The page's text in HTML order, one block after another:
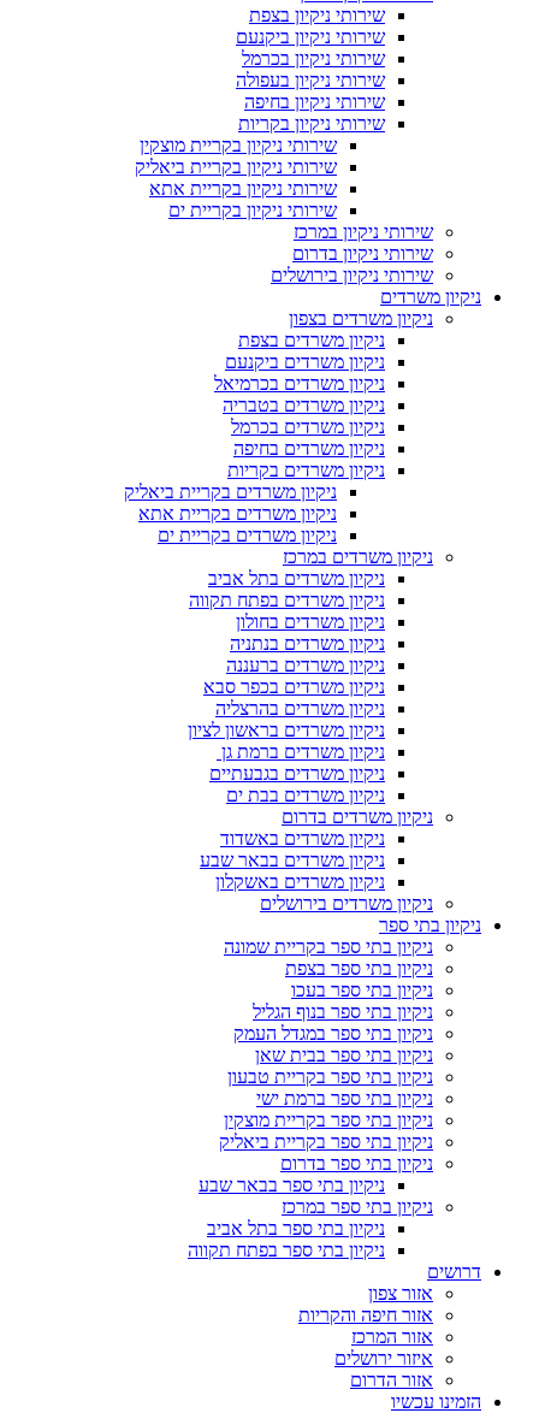
שירותי ניקיון בצפת
שירותי ניקיון ביקנעם
שירותי ניקיון בכרמל
שירותי ניקיון בעפולה
שירותי ניקיון בחיפה
שירותי ניקיון בקריות
שירותי ניקיון בקריית מוצקין
שירותי ניקיון בקריית ביאליק
שירותי ניקיון בקריית אתא
שירותי ניקיון בקריית ים
שירותי ניקיון במרכז
שירותי ניקיון בדרום
שירותי ניקיון בירושלים
ניקיון משרדים
ניקיון משרדים בצפון
ניקיון משרדים בצפת
ניקיון משרדים ביקנעם
ניקיון משרדים בכרמיאל
ניקיון משרדים בטבריה
ניקיון משרדים בכרמל
ניקיון משרדים בחיפה
ניקיון משרדים בקריות
ניקיון משרדים בקריית ביאליק
ניקיון משרדים בקריית אתא
ניקיון משרדים בקריית ים
ניקיון משרדים במרכז
ניקיון משרדים בתל אביב
ניקיון משרדים בפתח תקווה
ניקיון משרדים בחולון
ניקיון משרדים בנתניה
ניקיון משרדים ברעננה
ניקיון משרדים בכפר סבא
ניקיון משרדים בהרצליה
ניקיון משרדים בראשון לציון
ניקיון משרדים ברמת גן
ניקיון משרדים בגבעתיים
ניקיון משרדים בבת ים
ניקיון משרדים בדרום
ניקיון משרדים באשדוד
ניקיון משרדים בבאר שבע
ניקיון משרדים באשקלון
ניקיון משרדים בירושלים
ניקיון בתי ספר
ניקיון בתי ספר בקריית שמונה
ניקיון בתי ספר בצפת
ניקיון בתי ספר בעכו
ניקיון בתי ספר בנוף הגליל
ניקיון בתי ספר במגדל העמק
ניקיון בתי ספר בבית שאן
ניקיון בתי ספר בקריית טבעון
ניקיון בתי ספר ברמת ישי
ניקיון בתי ספר בקריית מוצקין
ניקיון בתי ספר בקריית ביאליק
ניקיון בתי ספר בדרום
ניקיון בתי ספר בבאר שבע
ניקיון בתי ספר במרכז
ניקיון בתי ספר בתל אביב
ניקיון בתי ספר בפתח תקווה
דרושים
אזור צפון
אזור חיפה והקריות
אזור המרכז
איזור ירושלים
אזור הדרום
הזמינו עכשיו